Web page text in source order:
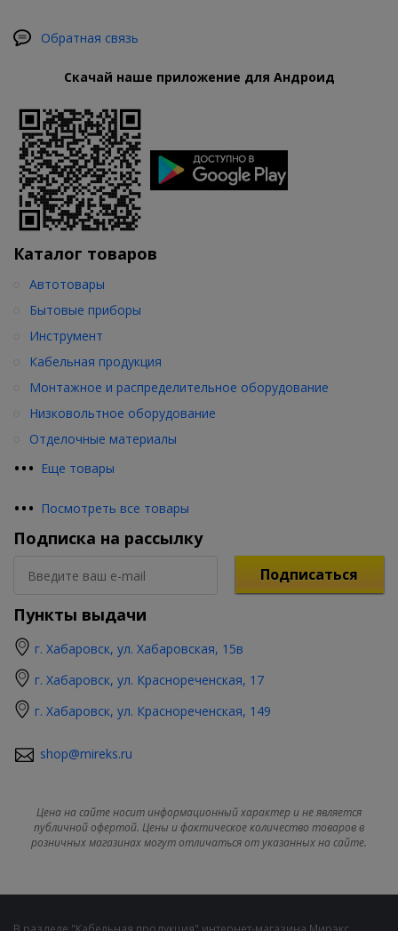
Обратная связь
Скачай наше приложение для Андроид
Каталог товаров
••• Еще товары
Автотовары
Бытовые приборы
Инструмент
Кабельная продукция
Монтажное и распределительное оборудование
Низковольтное оборудование
Отделочные материалы
••• Посмотреть все товары
Подписка на рассылку
Подписаться
Пункты выдачи
г. Хабаровск, ул. Хабаровская, 15в
г. Хабаровск, ул. Краснореченская, 17
г. Хабаровск, ул. Краснореченская, 149
shop@mireks.ru
Цена на сайте носит информационный характер и не является
публичной офертой. Цены и фактическое количество товаров в
розничных магазинах могут отличаться от указанных на сайте.